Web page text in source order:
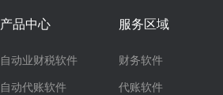
产品中心
自动业财税软件
自动代账软件
服务区域
财务软件
代账软件